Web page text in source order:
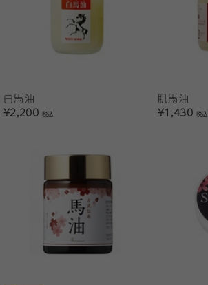
白馬油
¥2,200税込
肌馬油
¥1,430税込